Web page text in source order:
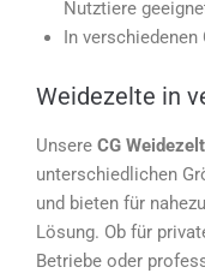
Nutztiere
In
Weidezelte in
Unsere CG
unterschiedlichen
und bieten für
Lösung. Ob für
Betriebe oder